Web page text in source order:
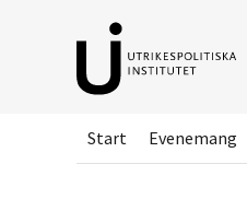
Start Evenemang